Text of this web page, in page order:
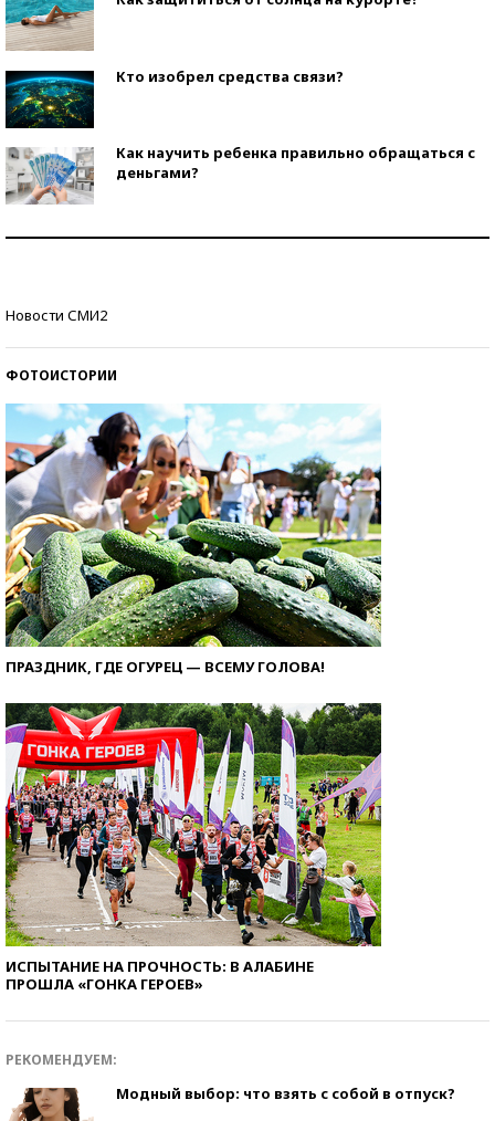
Кто изобрел средства связи?
Как научить ребенка правильно обращаться с
деньгами?
Новости СМИ2
ФОТОИСТОРИИ
ПРАЗДНИК, ГДЕ ОГУРЕЦ — ВСЕМУ ГОЛОВА!
ИСПЫТАНИЕ НА ПРОЧНОСТЬ: В АЛАБИНЕ
ПРОШЛА «ГОНКА ГЕРОЕВ»
РЕКОМЕНДУЕМ:
Модный выбор: что взять с собой в отпуск?